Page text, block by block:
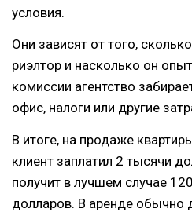
условия.
Они зависят от того,
риэлтор и насколько он
комиссии агентство
офис, налоги или другие
В итоге, на продаже
клиент заплатил 2 тысячи
получит в лучшем случае
долларов. В аренде обычно